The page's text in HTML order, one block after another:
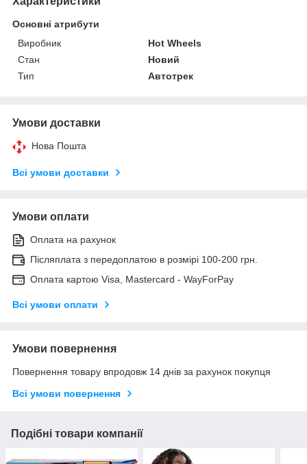
Основні атрибути
Виробник
Hot Wheels
Стан
Новий
Тип
Автотрек
Умови доставки
Нова Пошта
Всі умови доставки
Умови оплати
Оплата на рахунок
Післяплата з передоплатою в розмірі 100-200 грн.
Оплата картою Visa, Mastercard - WayForPay
Всі умови оплати
Умови повернення
Повернення товару впродовж 14 днів за рахунок покупця
Всі умови повернення
Подібні товари компанії